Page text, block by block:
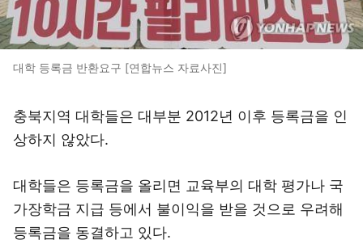
대학 등록금 반환요구 [연합뉴스 자료사진]
충북지역 대학들은 대부분 2012년 이후 등록금을 인
상하지 않았다.
대학들은 등록금을 올리면 교육부의 대학 평가나 국
가장학금 지급 등에서 불이익을 받을 것으로 우려해
등록금을 동결하고 있다.